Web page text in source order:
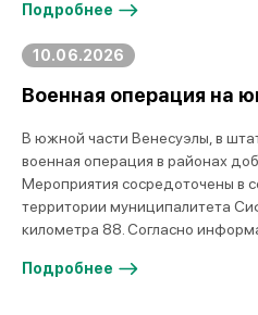
Подробнее
10.06.2026
Военная операция на
В южной части Венесуэлы, в
военная операция в районах
Мероприятия сосредоточены в
территории муниципалитета
километра 88. Согласно
Подробнее